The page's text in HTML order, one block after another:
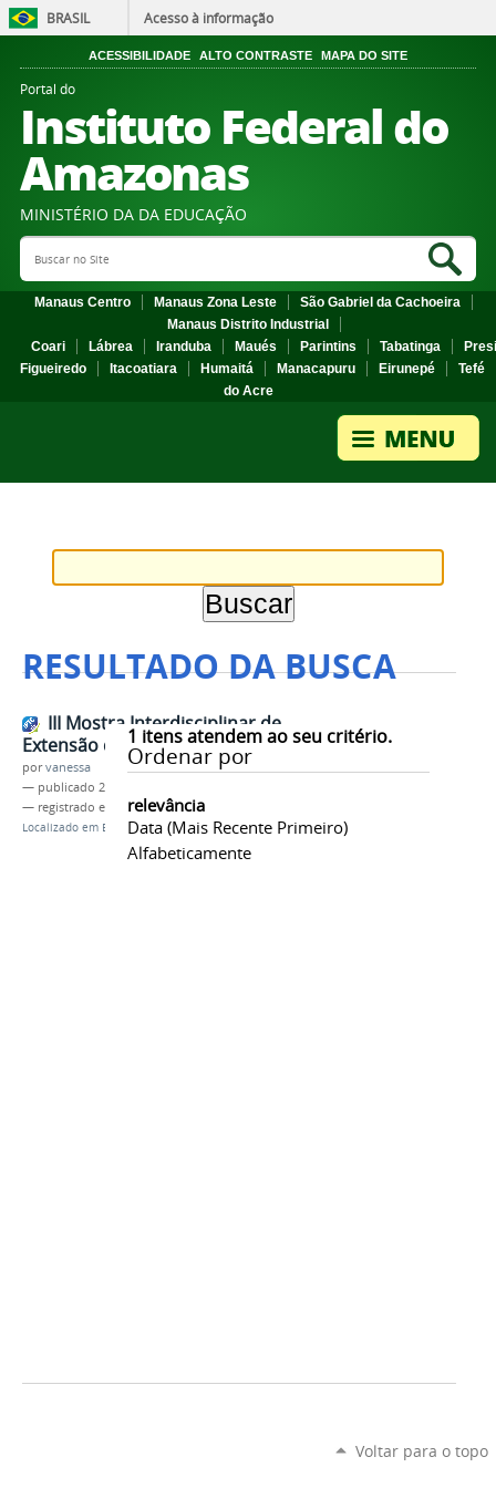
BRASIL Acesso à informação
ACESSIBILIDADE ALTO CONTRASTE MAPA DO SITE
Portal do
Instituto Federal do
Amazonas
MINISTÉRIO DA DA EDUCAÇÃO
Search Site
Manaus Centro Manaus Zona Leste
São Gabriel da Cachoeira
Manaus Distrito Industrial
Coari
Lábrea Iranduba Maués Parintins Tabatinga
Figueiredo
Itacoatiara Humaitá Manacapuru Eirunepé
Tefé
do Acre
RESULTADO DA BUSCA
1 itens atendem ao seu critério.
Ordenar por
relevância
Data (mais Recente Primeiro)
Alfabeticamente
III Mostra Interdisciplinar de
Extensão do CMC
porvanessa
— publicado 27/10/2016
— registrado em:
III MIEX,CCS/CMC
Localizado em EVENTOS
Voltar para o topo